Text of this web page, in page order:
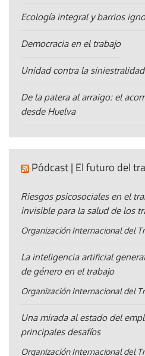
Ecología integral y barrios
Democracia en el trabajo
Unidad contra la
De la patera al arraigo: el
desde Huelva
Pódcast | El futuro del
Riesgos psicosociales en el
invisible para la salud de los
Organización Internacional del
La inteligencia artificial
de género en el trabajo
Organización Internacional del
Una mirada al estado del
principales desafíos
Organización Internacional del